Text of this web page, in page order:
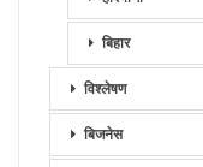
बिहार
विश्लेषण
बिजनेस